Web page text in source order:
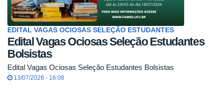
EDITAL VAGAS OCIOSAS SELEÇÃO ESTUDANTES
Edital Vagas Ociosas Seleção Estudantes
Bolsistas
Edital Vagas Ociosas Seleção Estudantes Bolsistas
13/07/2026 - 16:08